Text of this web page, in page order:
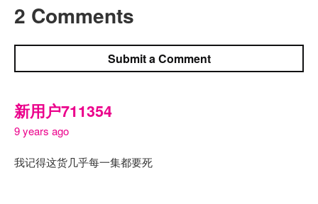
2 Comments
Submit a Comment
新用户711354
9 years ago
我记得这货几乎每一集都要死